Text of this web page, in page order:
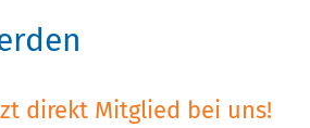
direkt Mitglied bei uns!